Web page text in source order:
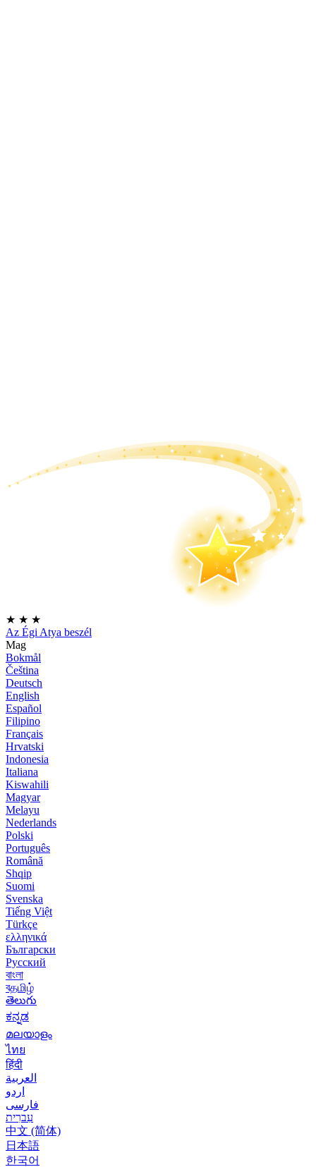
★ ★ ★
Az Égi Atya beszél
Mag
Bokmål
Čeština
Deutsch
English
Español
Filipino
Français
Hrvatski
Indonesia
Italiana
Kiswahili
Magyar
Melayu
Nederlands
Polski
Português
Română
Shqip
Suomi
Svenska
Tiếng Việt
Türkçe
ελληνικά
Български
Русский
বাংলা
বதமிழ்
తెలుగు
ಕನ್ನಡ
മലയാളം
ไทย
हिंदी
العربية
اردو
فارسی
עִברִית
中文 (简体)
日本語
한국어